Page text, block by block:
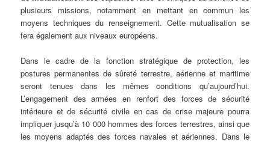
plusieurs missions, notamment en mettant en commun les
moyens techniques du renseignement. Cette mutualisation se
fera également aux niveaux européens.
Dans le cadre de la fonction stratégique de protection, les
postures permanentes de sûreté terrestre, aérienne et maritime
seront tenues dans les mêmes conditions qu’aujourd’hui.
L’engagement des armées en renfort des forces de sécurité
intérieure et de sécurité civile en cas de crise majeure pourra
impliquer jusqu’à 10 000 hommes des forces terrestres, ainsi que
les moyens adaptés des forces navales et aériennes. Dans le